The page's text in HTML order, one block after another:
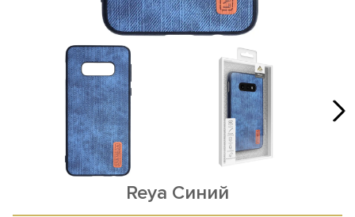
Reya Синий